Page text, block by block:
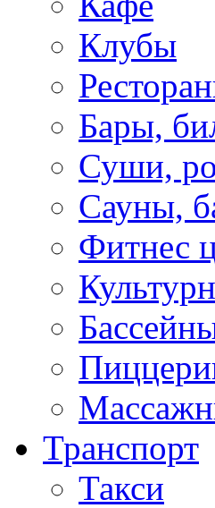
Клубы
Бары,
Суши,
Сауны,
Фитнес
Транспорт
Такси